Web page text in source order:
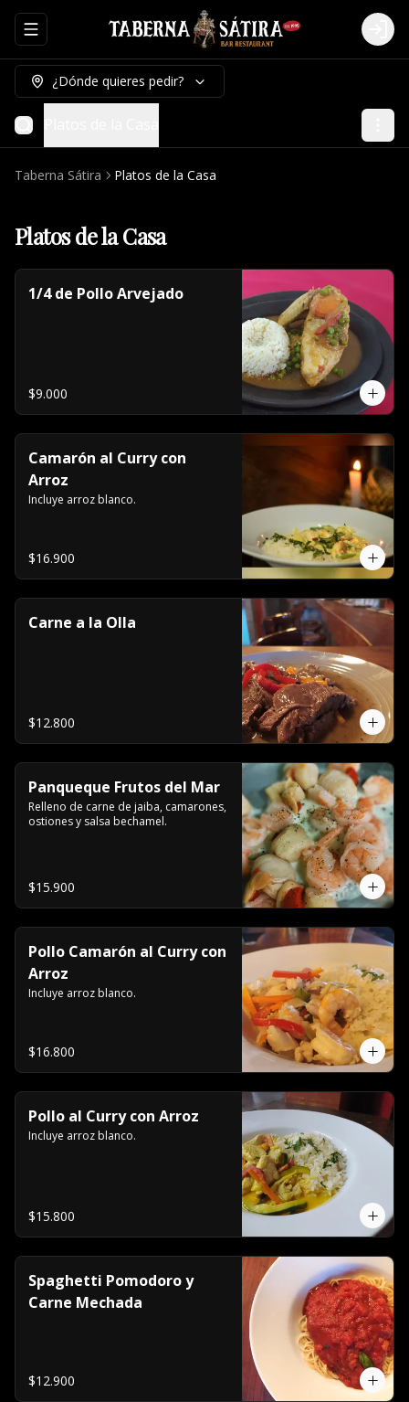
Abrir menu de navegación Login
¿Dónde quieres pedir?
Taberna Sátira Platos de la Casa
Platos de la Casa
1/4 de Pollo Arvejado
$9.000
Camarón al Curry con
Arroz
Incluye arroz blanco.
$16.900
Carne a la Olla
$12.800
Panqueque Frutos del Mar
Relleno de carne de jaiba, camarones,
ostiones y salsa bechamel.
$15.900
Pollo Camarón al Curry con
Arroz
Incluye arroz blanco.
$16.800
Pollo al Curry con Arroz
Incluye arroz blanco.
$15.800
Spaghetti Pomodoro y
Carne Mechada
$12.900